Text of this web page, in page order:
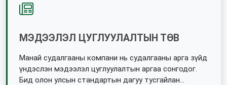
МЭДЭЭЛЭЛ ЦУГЛУУЛАЛТЫН ТӨВ
Манай судалгааны компани нь судалгааны арга зүйд
үндэслэн мэдээлэл цуглуулалтын аргаа сонгодог.
Бид олон улсын стандартын дагуу тусгайлан